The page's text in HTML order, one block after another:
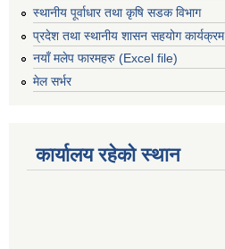
स्थानीय पूर्वाधार तथा कृषि सडक विभाग
प्रदेश तथा स्थानीय शासन सहयोग कार्यक्रम
नयाँ मलेप फारमहरु (Excel file)
मेल सर्भर
कार्यालय रहेको स्थान